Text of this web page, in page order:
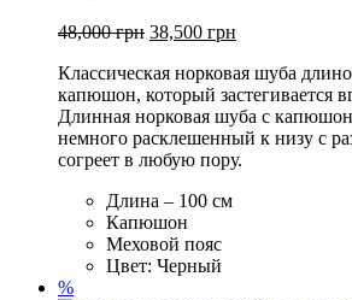
48,000грн 38,500 грн
Классическая норковая шуба
капюшон, который застегивается
Длинная норковая шуба с
немного расклешенный к низу с
согреет в любую пору.
Длина – 100 см
Капюшон
Меховой пояс
Цвет: Черный
%